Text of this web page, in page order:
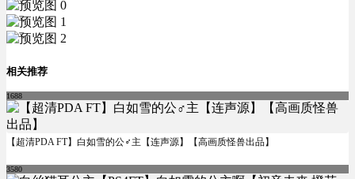
相关推荐
1688
【超清PDA FT】白如雪的公♂主【连声源】【高画质怪兽出品】
3580